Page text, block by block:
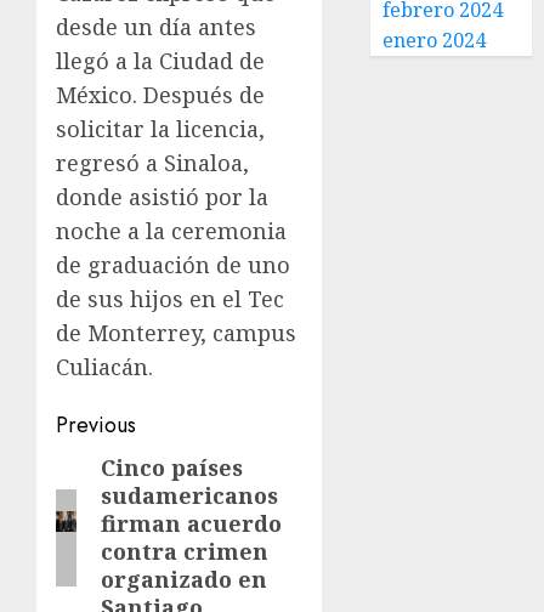
desde un día antes
llegó a la Ciudad de
México. Después de
solicitar la licencia,
regresó a Sinaloa,
donde asistió por la
noche a la ceremonia
de graduación de uno
de sus hijos en el Tec
de Monterrey, campus
Culiacán.
Previous
Cinco países
sudamericanos
firman acuerdo
contra crimen
organizado en
febrero 2024
enero 2024